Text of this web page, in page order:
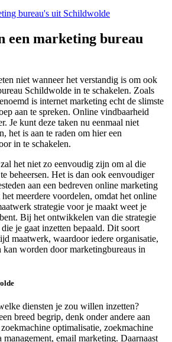
bureau's uit Schildwolde
een marketing bureau
niet wanneer het verstandig is om ook
Schildwolde in te schakelen. Zoals
is internet marketing echt de slimste
aan te spreken. Online vindbaarheid
Je kunt deze taken nu eenmaal niet
het is aan te raden om hier een
in te schakelen.
het niet zo eenvoudig zijn om al die
beheersen. Het is dan ook eenvoudiger
aan een bedreven online marketing
meerdere voordelen, omdat het online
strategie voor je maakt weet je
Bij het ontwikkelen van die strategie
je gaat inzetten bepaald. Dit soort
maatwerk, waardoor iedere organisatie,
worden door marketingbureaus in
diensten je zou willen inzetten?
breed begrip, denk onder andere aan
optimalisatie, zoekmachine
management, email marketing. Daarnaast